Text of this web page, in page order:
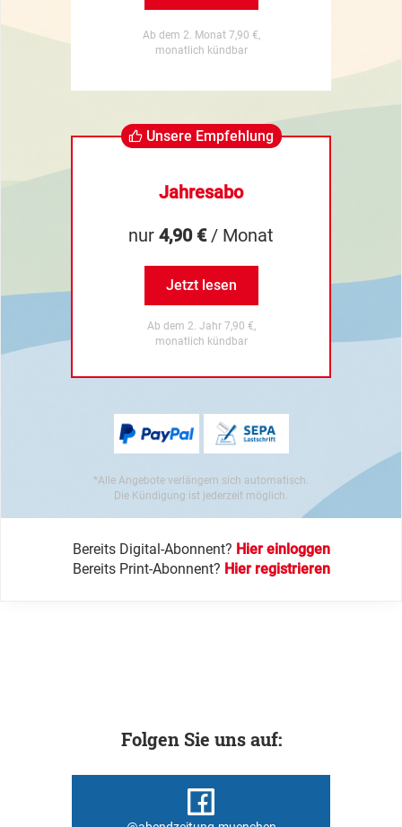
Ab dem 2. Monat 7,90 €,
monatlich kündbar
Unsere Empfehlung
Jahresabo
nur 4,90 €/ Monat
Jetzt lesen
Ab dem 2. Jahr 7,90 €,
monatlich kündbar
*Alle Angebote verlängern sich automatisch.
Die Kündigung ist jederzeit möglich.
Bereits Digital-Abonnent? Hier einloggen
Bereits Print-Abonnent? Hier registrieren
Folgen Sie uns auf: